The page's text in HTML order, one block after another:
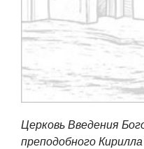
Церковь Введения
преподобного